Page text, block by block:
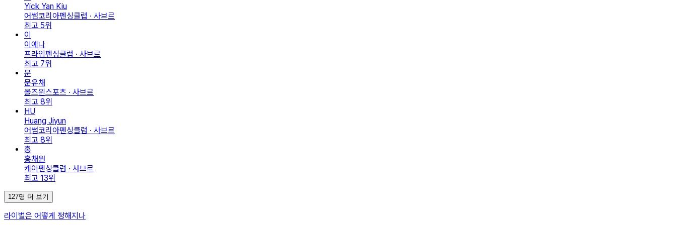
Yick Yan Kiu
어썸코리아펜싱클럽 · 사브르
최고 5위
이
이예나
프라임펜싱클럽 · 사브르
최고 7위
문
문유채
올즈윈스포츠 · 사브르
최고 8위
HU
Huang Jiyun
어썸코리아펜싱클럽 · 사브르
최고 8위
홍
홍채원
케이펜싱클럽 · 사브르
최고 13위
127명 더 보기
라이벌은 어떻게 정해지나